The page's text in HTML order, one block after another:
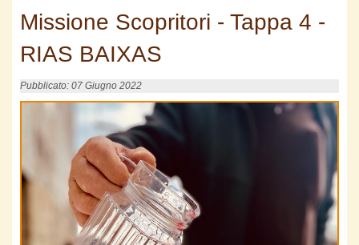
Missione Scopritori - Tappa 4 -
RIAS BAIXAS
Pubblicato: 07 Giugno 2022